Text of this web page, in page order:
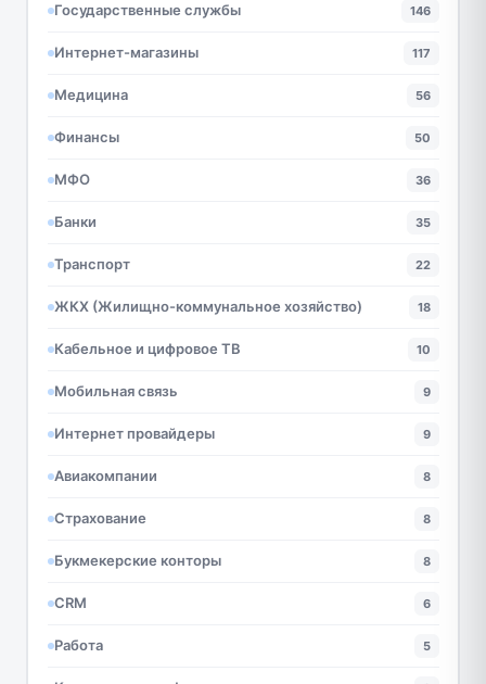
Государственные службы 146
Интернет-магазины 117
Медицина 56
Финансы 50
МФО 36
Банки 35
Транспорт 22
ЖКХ (Жилищно-коммунальное хозяйство) 18
Кабельное и цифровое ТВ 10
Мобильная связь 9
Интернет провайдеры 9
Авиакомпании 8
Страхование 8
Букмекерские конторы 8
CRM 6
Работа 5